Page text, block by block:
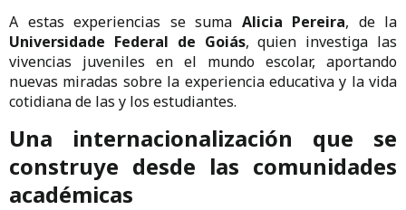
A estas experiencias se suma Alicia Pereira, de la
Universidade Federal de Goiás, quien investiga las
vivencias juveniles en el mundo escolar, aportando
nuevas miradas sobre la experiencia educativa y la vida
cotidiana de las y los estudiantes.
Una internacionalización que se
construye desde las comunidades
académicas